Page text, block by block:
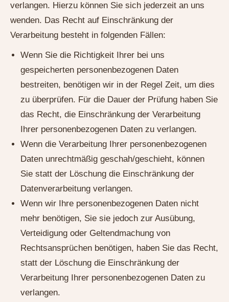
verlangen. Hierzu können Sie sich jederzeit an uns
wenden. Das Recht auf Einschränkung der
Verarbeitung besteht in folgenden Fällen:
Wenn Sie die Richtigkeit Ihrer bei uns
gespeicherten personenbezogenen Daten
bestreiten, benötigen wir in der Regel Zeit, um dies
zu überprüfen. Für die Dauer der Prüfung haben Sie
das Recht, die Einschränkung der Verarbeitung
Ihrer personenbezogenen Daten zu verlangen.
Wenn die Verarbeitung Ihrer personenbezogenen
Daten unrechtmäßig geschah/geschieht, können
Sie statt der Löschung die Einschränkung der
Datenverarbeitung verlangen.
Wenn wir Ihre personenbezogenen Daten nicht
mehr benötigen, Sie sie jedoch zur Ausübung,
Verteidigung oder Geltendmachung von
Rechtsansprüchen benötigen, haben Sie das Recht,
statt der Löschung die Einschränkung der
Verarbeitung Ihrer personenbezogenen Daten zu
verlangen.